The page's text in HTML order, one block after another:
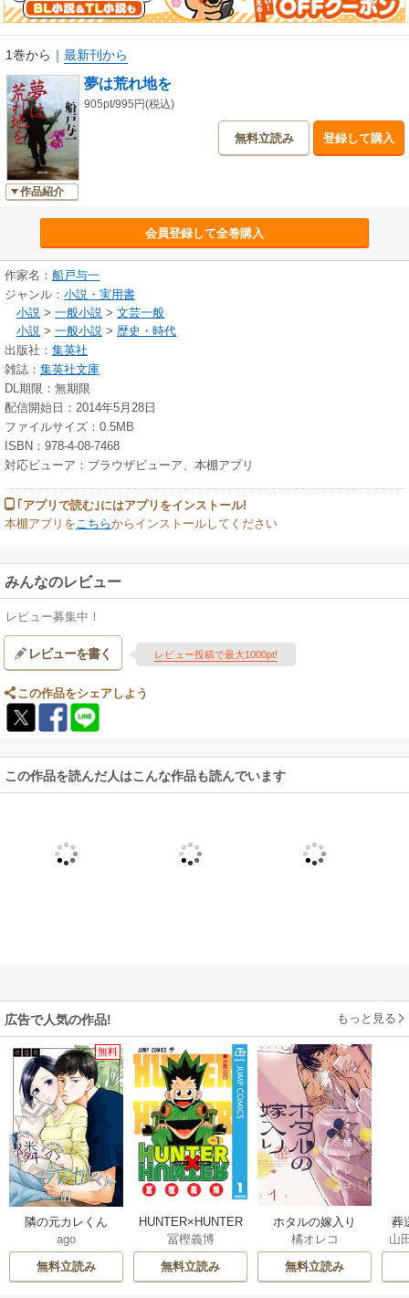
1巻から ｜ 最新刊から
作品紹介
夢は荒れ地を
905pt/995円(税込)
無料立読み 登録して購入
会員登録して全巻購入
作家名： 船戸与一
ジャンル： 小説・実用書
小説 > 一般小説 > 文芸一般
小説 > 一般小説 > 歴史・時代
出版社： 集英社
雑誌： 集英社文庫
DL期限：無期限
配信開始日：2014年5月28日
ファイルサイズ：0.5MB
ISBN：978-4-08-7468
対応ビューア：ブラウザビューア、本棚アプリ
｢アプリで読む｣にはアプリをインストール!
本棚アプリを こちらからインストールしてください
みんなのレビュー
レビュー募集中！
レビューを書く レビュー投稿で最大1000pt!
この作品をシェアしよう
この作品を読んだ人はこんな作品も読んでいます
広告で人気の作品! もっと見る
無料
隣の元カレくん
ago
無料立読み
HUNTER×HUNTER
モノクロ版
冨樫義博
無料立読み
ホタルの嫁入り
橘オレコ
無料立読み
葬
山